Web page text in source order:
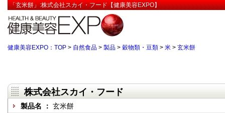
「玄米餅」:株式会社スカイ・フード【健康美容EXPO】
健康美容EXPO：TOP > 自然食品 > 製品 > 穀物類・豆類 > 米 > 玄米餅
株式会社スカイ・フード
製品名 ： 玄米餅